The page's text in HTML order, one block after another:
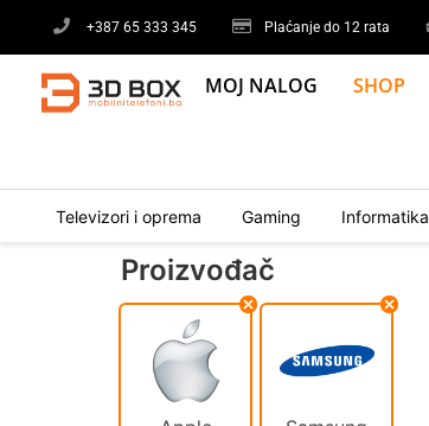
content
+387 65 333 345 Plaćanje do 12 rata
MOJ NALOG SHOP
Televizori i oprema Gaming Informatika
Proizvođač